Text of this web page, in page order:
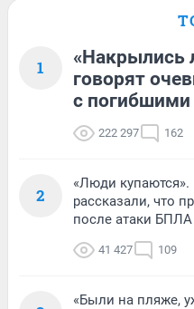
1
«Накрылись
говорят
с
222 297 162
2
«Люди
рассказали, что
после атаки БПЛА
41 427 109
«Были на пляже,